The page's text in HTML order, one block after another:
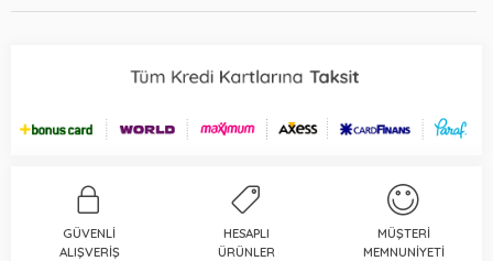
GÜVENLI
ALIŞVERIŞ
HESAPLI
ÜRÜNLER
MÜŞTERI
MEMNUNIYETI